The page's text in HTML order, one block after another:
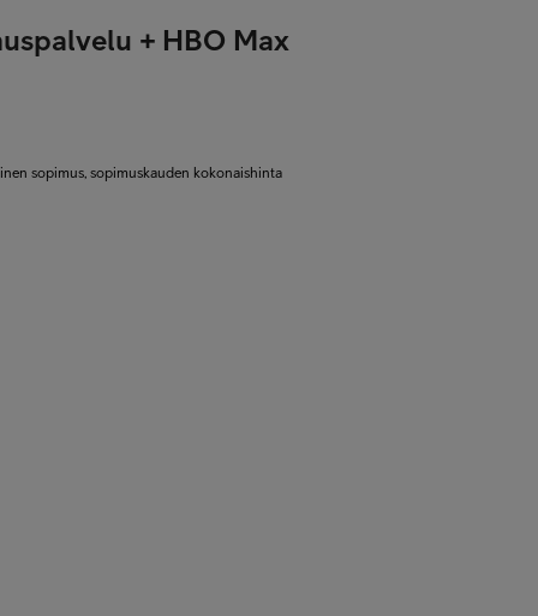
+ HBO Max
sopimus, sopimuskauden kokonaishinta